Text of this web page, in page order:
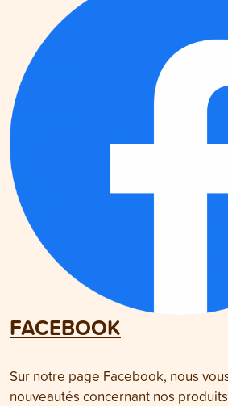
FACEBOOK
Sur notre page Facebook, nous
nouveautés concernant nos